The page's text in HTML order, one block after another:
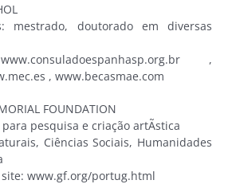
mestrado, doutorado em diversas
,
, www.becasmae.com
FOUNDATION
pesquisa e criação artÃ­stica
Ciências Sociais, Humanidades
www.gf.org/portug.html